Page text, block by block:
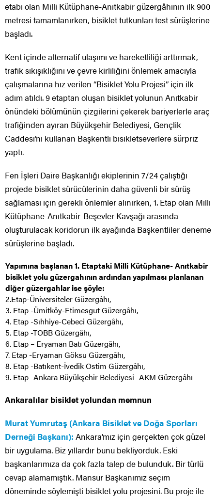
etabı olan Milli Kütüphane-Anıtkabir güzergâhının ilk 900
metresi tamamlanırken, bisiklet tutkunları test sürüşlerine
başladı.
Kent içinde alternatif ulaşımı ve hareketliliği arttırmak,
trafik sıkışıklığını ve çevre kirliliğini önlemek amacıyla
çalışmalarına hız verilen “Bisiklet Yolu Projesi” için ilk
adım atıldı. 9 etaptan oluşan bisiklet yolunun Anıtkabir
önündeki bölümünün çizgilerini çekerek bariyerlerle araç
trafiğinden ayıran Büyükşehir Belediyesi, Gençlik
Caddesi’ni kullanan Başkentli bisikletseverlere sürpriz
yaptı.
Fen İşleri Daire Başkanlığı ekiplerinin 7/24 çalıştığı
projede bisiklet sürücülerinin daha güvenli bir sürüş
sağlaması için gerekli önlemler alınırken, 1. Etap olan Milli
Kütüphane-Anıtkabir-Beşevler Kavşağı arasında
oluşturulacak koridorun ilk ayağında Başkentliler deneme
sürüşlerine başladı.
Yapımına başlanan 1. Etaptaki Milli Kütüphane- Anıtkabir
bisiklet yolu güzergahının ardından yapılması planlanan
diğer güzergahlar ise şöyle:
2.Etap-Üniversiteler Güzergâhı,
3. Etap -Ümitköy-Etimesgut Güzergâhı,
4. Etap -Sıhhiye-Cebeci Güzergâhı,
5. Etap -TOBB Güzergâhı,
6. Etap – Eryaman Batı Güzergâhı,
7. Etap -Eryaman Göksu Güzergâhı,
8. Etap -Batıkent-İvedik Ostim Güzergâhı,
9. Etap -Ankara Büyükşehir Belediyesi- AKM Güzergâhı
Ankaralılar bisiklet yolundan memnun
Murat Yumrutaş (Ankara Bisiklet ve Doğa Sporları
Derneği Başkanı): Ankara’mız için gerçekten çok güzel
bir uygulama. Biz yıllardır bunu bekliyorduk. Eski
başkanlarımıza da çok fazla talep de bulunduk. Bir türlü
cevap alamamıştık. Mansur Başkanımız seçim
döneminde söylemişti bisiklet yolu projesini. Bu proje ile